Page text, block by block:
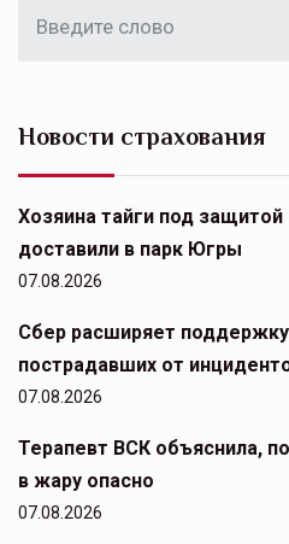
Новости страхования
Хозяина тайги под
доставили в парк Югры
07.08.2026
Сбер расширяет
пострадавших от
07.08.2026
Терапевт ВСК объяснила,
в жару опасно
07.08.2026